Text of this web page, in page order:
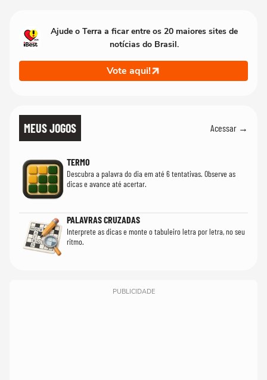
Ajude o Terra a ficar entre os 20 maiores sites de
notícias do Brasil.
Vote aqui!
MEUS JOGOS Acessar →
TERMO
Descubra a palavra do dia em até 6 tentativas. Observe as
dicas e avance até acertar.
PALAVRAS CRUZADAS
Interprete as dicas e monte o tabuleiro letra por letra, no seu
ritmo.
PUBLICIDADE